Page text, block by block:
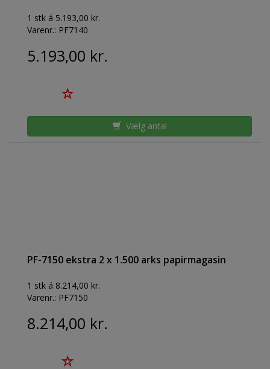
1 stk á 5.193,00 kr.
Varenr.: PF7140
5.193,00 kr.
Vælg antal
PF-7150 ekstra 2 x 1.500 arks papirmagasin
1 stk á 8.214,00 kr.
Varenr.: PF7150
8.214,00 kr.